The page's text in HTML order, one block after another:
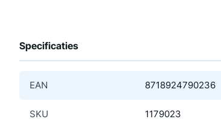
Specificaties
EAN 8718924790236
SKU 1179023